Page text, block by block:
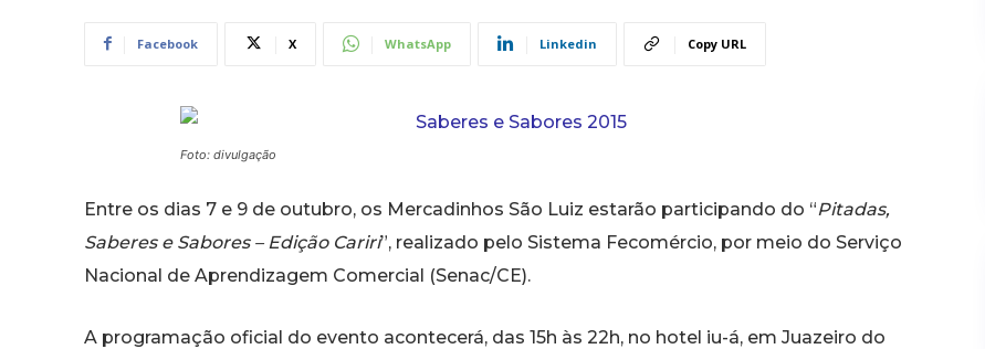
Facebook X WhatsApp Linkedin Copy URL
Foto: divulgação
Entre os dias 7 e 9 de outubro, os Mercadinhos São Luiz estarão participando do “Pitadas,
Saberes e Sabores – Edição Cariri”, realizado pelo Sistema Fecomércio, por meio do Serviço
Nacional de Aprendizagem Comercial (Senac/CE).
A programação oficial do evento acontecerá, das 15h às 22h, no hotel iu-á, em Juazeiro do